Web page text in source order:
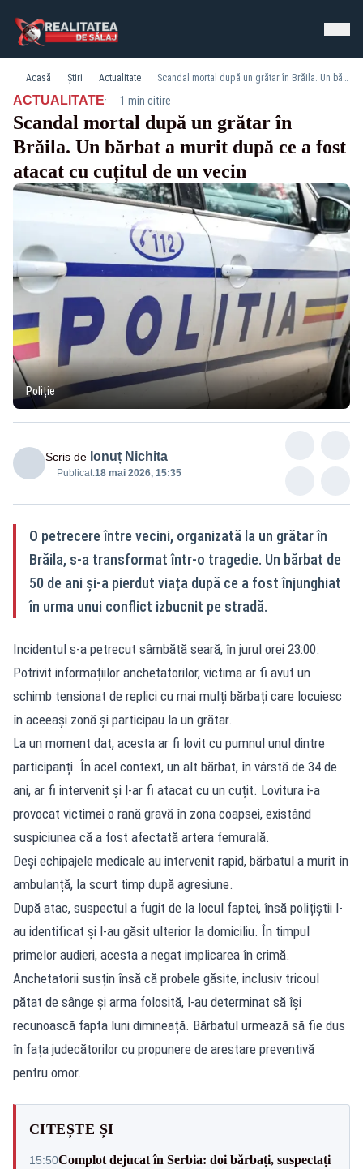
Acasă Știri Actualitate Scandal mortal după un grătar în Brăila. Un bărbat a murit după ce a fost atacat cu cuțitul de un vecin
ACTUALITATE· 1 min citire
Scandal mortal după un grătar în
Brăila. Un bărbat a murit după ce a fost
atacat cu cuțitul de un vecin
Poliție
Scris de Ionuț Nichita
Publicat:18 mai 2026, 15:35
O petrecere între vecini, organizată la un grătar în
Brăila, s-a transformat într-o tragedie. Un bărbat de
50 de ani și-a pierdut viața după ce a fost înjunghiat
în urma unui conflict izbucnit pe stradă.
Incidentul s-a petrecut sâmbătă seară, în jurul orei 23:00.
Potrivit informațiilor anchetatorilor, victima ar fi avut un
schimb tensionat de replici cu mai mulți bărbați care locuiesc
în aceeași zonă și participau la un grătar.
La un moment dat, acesta ar fi lovit cu pumnul unul dintre
participanți. În acel context, un alt bărbat, în vârstă de 34 de
ani, ar fi intervenit și l-ar fi atacat cu un cuțit. Lovitura i-a
provocat victimei o rană gravă în zona coapsei, existând
suspiciunea că a fost afectată artera femurală.
Deși echipajele medicale au intervenit rapid, bărbatul a murit în
ambulanță, la scurt timp după agresiune.
După atac, suspectul a fugit de la locul faptei, însă polițiștii l-
au identificat și l-au găsit ulterior la domiciliu. În timpul
primelor audieri, acesta a negat implicarea în crimă.
Anchetatorii susțin însă că probele găsite, inclusiv tricoul
pătat de sânge și arma folosită, l-au determinat să își
recunoască fapta luni dimineață. Bărbatul urmează să fie dus
în fața judecătorilor cu propunere de arestare preventivă
pentru omor.
CITEȘTE ȘI
15:50Complot dejucat în Serbia: doi bărbați, suspectați